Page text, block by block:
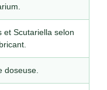
et Scutariella selon
doseuse.